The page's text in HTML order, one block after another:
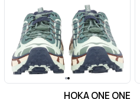
HOKA ONE ONE